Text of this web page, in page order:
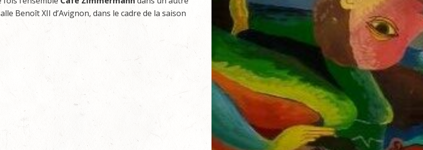
Benoît XII d’Avignon, dans le cadre de la saison